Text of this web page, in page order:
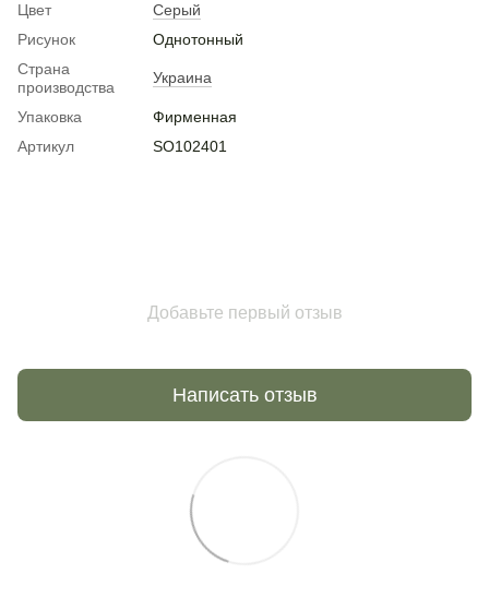
Цвет
Cерый
Рисунок
Однотонный
Страна
производства
Украина
Упаковка
Фирменная
Артикул
SO102401
Добавьте первый отзыв
Написать отзыв